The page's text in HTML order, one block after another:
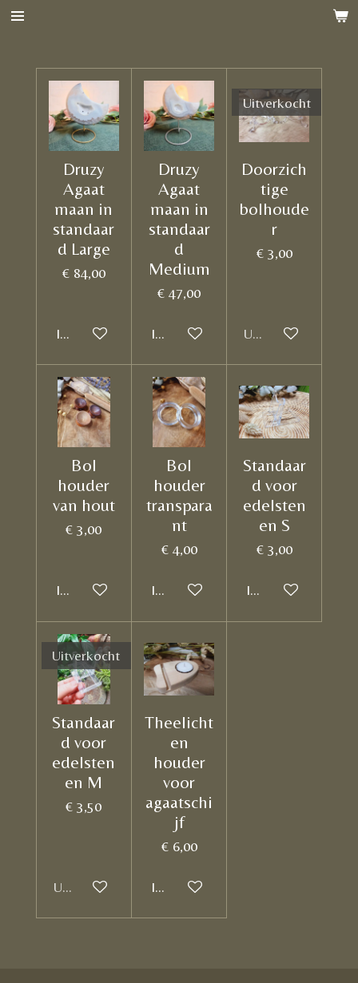
Ga
hoofdinhoud
Druzy
Agaat
maan in
standaar
d Large
€ 84,00
In winkelwagen
Druzy
Agaat
maan in
standaar
d
Medium
€ 47,00
In winkelwagen
Uitverkocht
Doorzich
tige
bolhoude
r
€ 3,00
Uitverkocht
Bol
houder
van hout
€ 3,00
In winkelwagen
Bol
houder
transpara
nt
€ 4,00
In winkelwagen
Standaar
d voor
edelsten
en S
€ 3,00
In winkelwagen
Uitverkocht
Standaar
d voor
edelsten
en M
€ 3,50
Uitverkocht
Theelicht
en
houder
voor
agaatschi
jf
€ 6,00
In winkelwagen